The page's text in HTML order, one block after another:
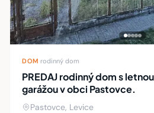
DOM rodinný dom
PREDAJ rodinný dom s
garážou v obci Pastovce.
Pastovce, Levice